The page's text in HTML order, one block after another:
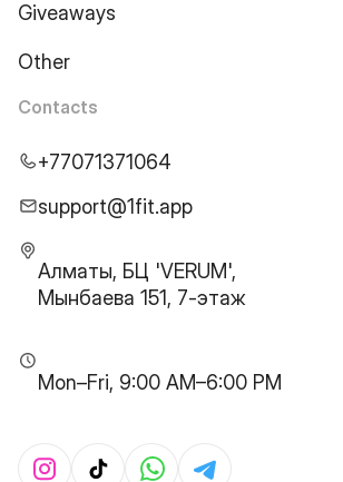
Giveaways
Other
Contacts
+77071371064
support@1fit.app
Алматы, БЦ 'VERUM',
Мынбаева 151, 7-этаж
Mon–Fri, 9:00 AM–6:00 PM